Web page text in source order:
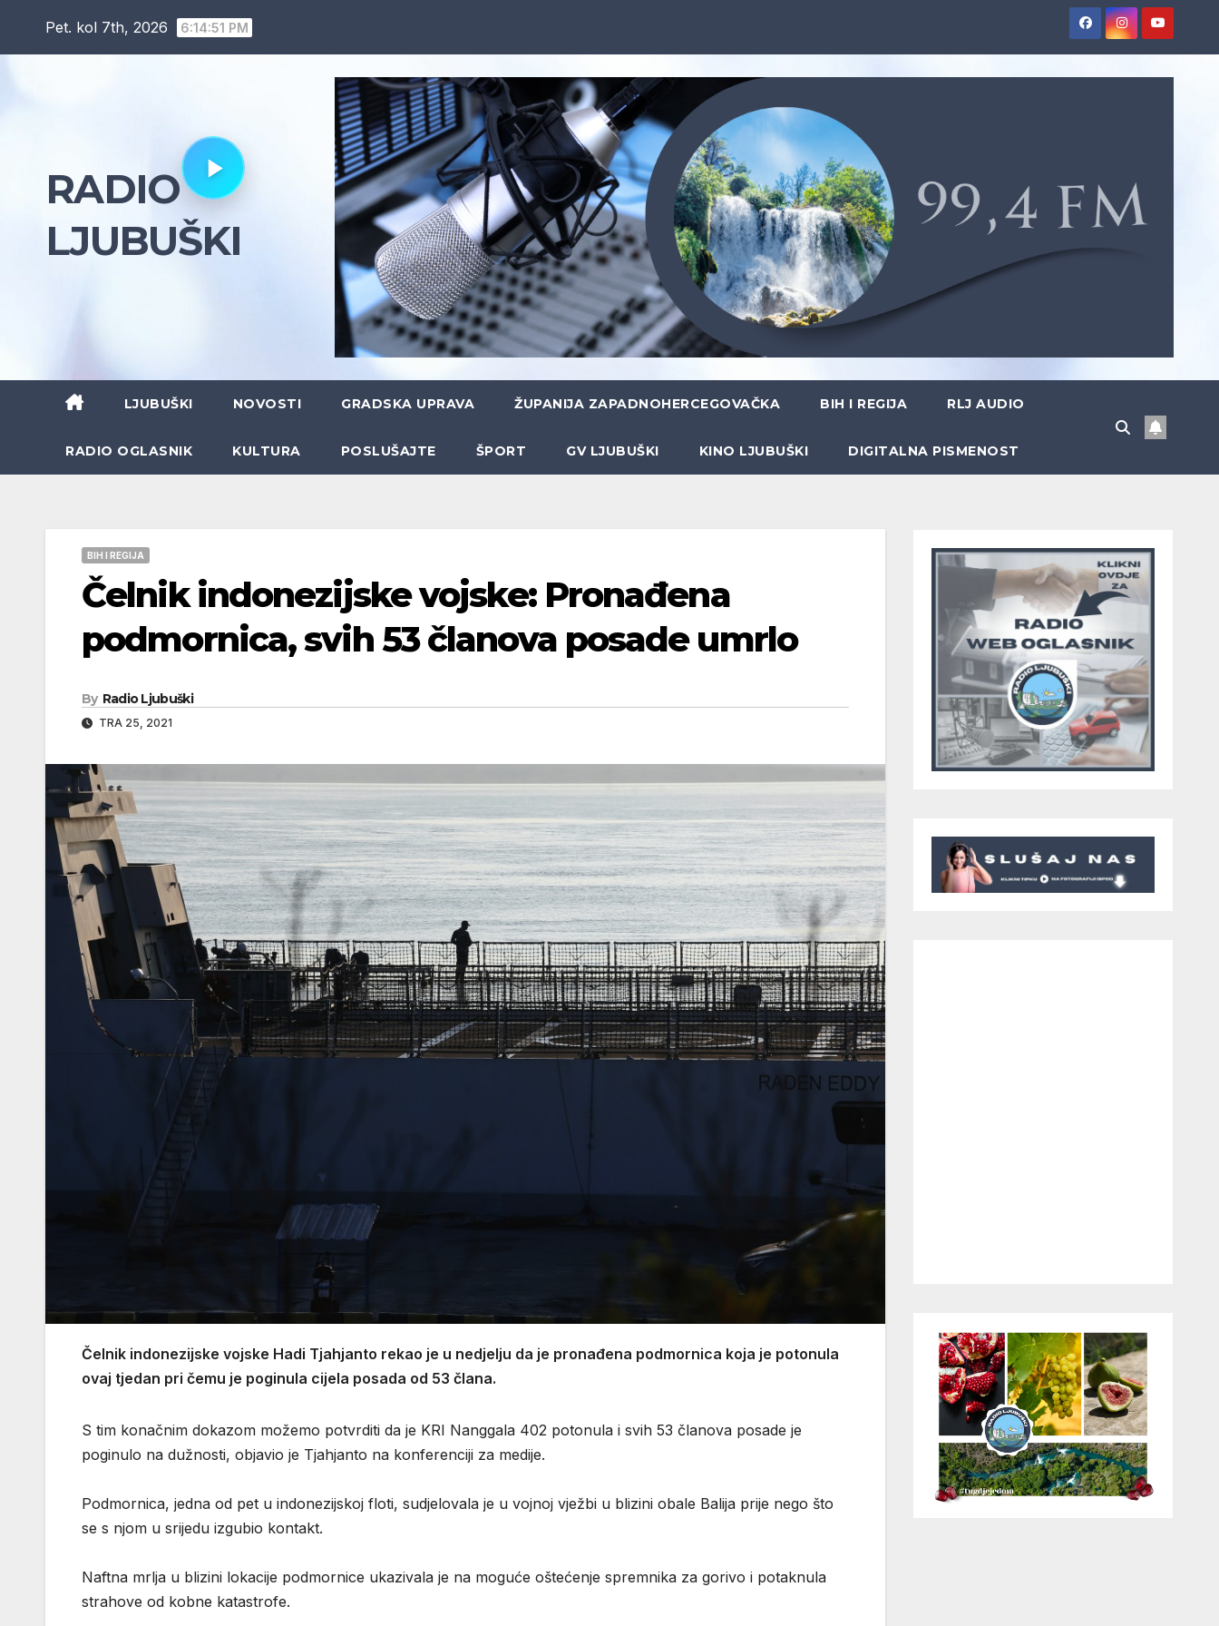
Pet. kol 7th, 2026 6:14:52 PM
RADIO
LJUBUŠKI
LJUBUŠKI NOVOSTI GRADSKA UPRAVA ŽUPANIJA ZAPADNOHERCEGOVAČKA BIH I REGIJA RLJ AUDIO
RADIO OGLASNIK KULTURA POSLUŠAJTE ŠPORT GV LJUBUŠKI KINO LJUBUŠKI DIGITALNA PISMENOST
BIH I REGIJA
Čelnik indonezijske vojske: Pronađena
podmornica, svih 53 članova posade umrlo
By Radio Ljubuški
TRA 25, 2021
Čelnik indonezijske vojske Hadi Tjahjanto rekao je u nedjelju da je pronađena podmornica koja je potonula
ovaj tjedan pri čemu je poginula cijela posada od 53 člana.
S tim konačnim dokazom možemo potvrditi da je KRI Nanggala 402 potonula i svih 53 članova posade je
poginulo na dužnosti, objavio je Tjahjanto na konferenciji za medije.
Podmornica, jedna od pet u indonezijskoj floti, sudjelovala je u vojnoj vježbi u blizini obale Balija prije nego što
se s njom u srijedu izgubio kontakt.
Naftna mrlja u blizini lokacije podmornice ukazivala je na moguće oštećenje spremnika za gorivo i potaknula
strahove od kobne katastrofe.